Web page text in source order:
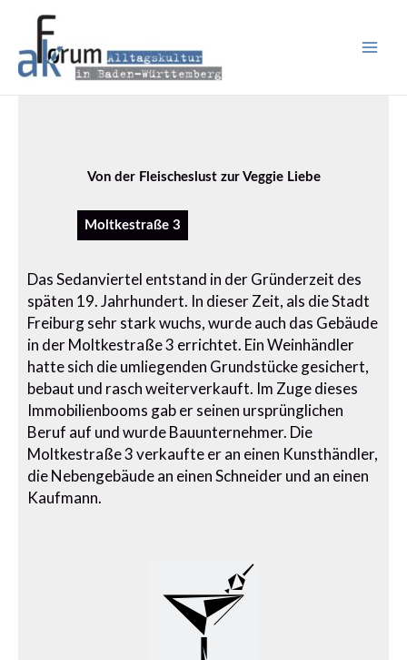
springen
Von der Fleischeslust zur Veggie Liebe
Moltkestraße 3
Das Sedanviertel entstand in der Gründerzeit des
späten 19. Jahrhundert. In dieser Zeit, als die Stadt
Freiburg sehr stark wuchs, wurde auch das Gebäude
in der Moltkestraße 3 errichtet. Ein Weinhändler
hatte sich die umliegenden Grundstücke gesichert,
bebaut und rasch weiterverkauft. Im Zuge dieses
Immobilienbooms gab er seinen ursprünglichen
Beruf auf und wurde Bauunternehmer. Die
Moltkestraße 3 verkaufte er an einen Kunsthändler,
die Nebengebäude an einen Schneider und an einen
Kaufmann.